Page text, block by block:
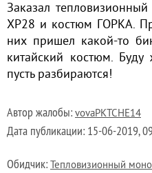
Заказал
XP28 и костюм ГОРКА.
них пришел какой-то
китайский костюм. Буду
пусть разбираются!
Автор жалобы: vovaPKTCHE14
Дата публикации: 15-06-2019,
Обидчик: Тепловизионный